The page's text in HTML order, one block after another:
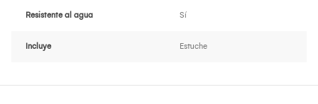
Resistente al agua Sí
Incluye Estuche